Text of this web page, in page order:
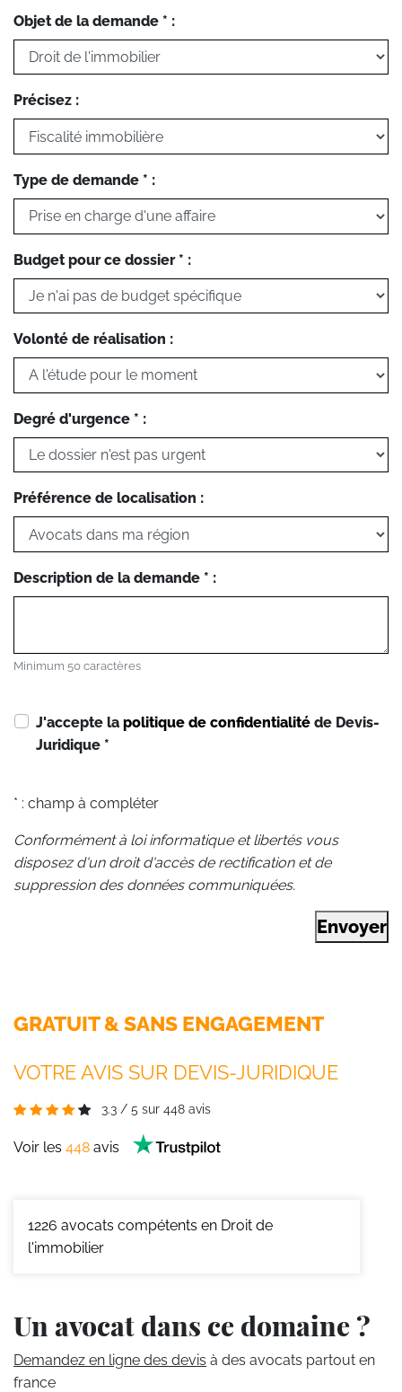
Objet de la demande * :
Précisez :
Type de demande * :
Budget pour ce dossier * :
Volonté de réalisation :
Degré d'urgence * :
Préférence de localisation :
Description de la demande * :
Minimum 50 caractères
J'accepte la politique de confidentialité de Devis-
Juridique *
* : champ à compléter
Conformément à loi informatique et libertés vous
disposez d'un droit d'accès de rectification et de
suppression des données communiquées.
Envoyer
GRATUIT & SANS ENGAGEMENT
VOTRE AVIS SUR DEVIS-JURIDIQUE
3.3 / 5 sur 448 avis
Voir les 448 avis
1226 avocats compétents en Droit de
l'immobilier
Un avocat dans ce domaine ?
Demandez en ligne des devis à des avocats partout en
france